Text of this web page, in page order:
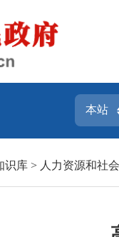
识库 > 人力资源和社